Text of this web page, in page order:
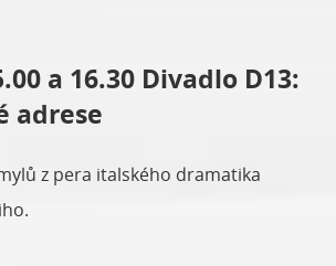
a 16.30 Divadlo D13:
adrese
z pera italského dramatika